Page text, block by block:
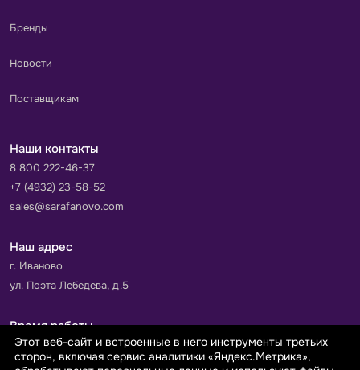
Бренды
Новости
Поставщикам
Наши контакты
8 800 222-46-37
+7 (4932) 23-58-52
sales@sarafanovo.com
Наш адрес
г. Иваново
ул. Поэта Лебедева, д.5
Время работы
Пн-Пт с 9.00 до 18.00
Сб-Вс: выходной
Этот веб-сайт и встроенные в него инструменты третьих
сторон, включая сервис аналитики «Яндекс.Метрика»,